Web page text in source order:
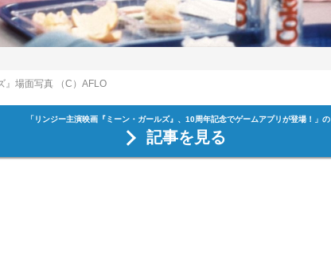
』場面写真 （C）AFLO
「リンジー主演映画『ミーン・ガールズ』、10周年記念でゲームアプリが登場！」の
記事を見る